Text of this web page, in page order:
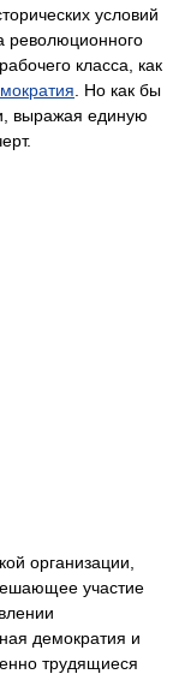
условий
революционного
класса, как
. Но как бы
выражая единую
организации,
участие
демократия и
трудящиеся